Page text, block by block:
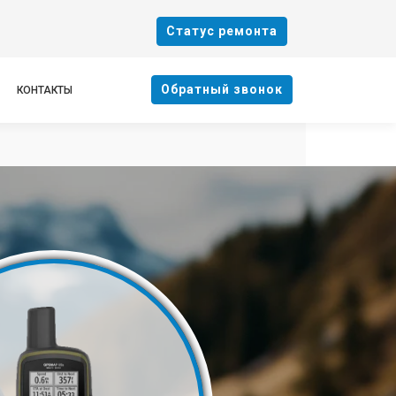
Cтатус ремонта
КОНТАКТЫ Oбратный звонок